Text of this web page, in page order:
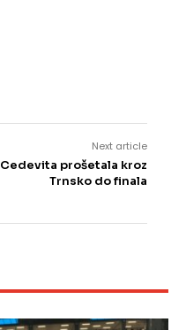
Next article
Cedevita prošetala kroz
Trnsko do finala